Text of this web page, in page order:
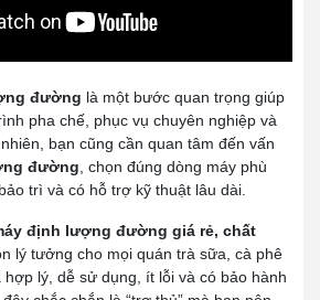
đường là một bước quan trọng giúp
pha chế, phục vụ chuyên nghiệp và
bạn cũng cần quan tâm đến vấn
đường , chọn đúng dòng máy phù
trì và có hỗ trợ kỹ thuật lâu dài.
định lượng đường giá rẻ, chất
lý tưởng cho mọi quán trà sữa, cà phê
lý, dễ sử dụng, ít lỗi và có bảo hành